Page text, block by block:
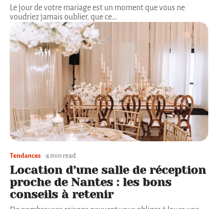
Le jour de votre mariage est un moment que vous ne
voudriez jamais oublier, que ce…
Tendances 4 min read
Location d’une salle de réception
proche de Nantes : les bons
conseils à retenir